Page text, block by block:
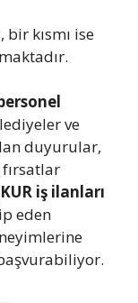
kısmı ise
ve
duyurular,
iş ilanları
eden